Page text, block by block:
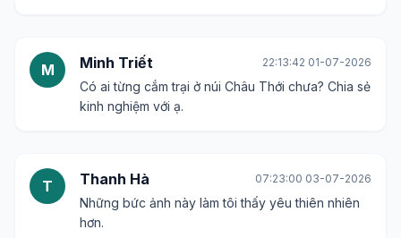
M Minh Triết 22:13:42 01-07-2026
Có ai từng cắm trại ở núi Châu Thới chưa? Chia sẻ
kinh nghiệm với ạ.
T Thanh Hà 07:23:00 03-07-2026
Những bức ảnh này làm tôi thấy yêu thiên nhiên
hơn.